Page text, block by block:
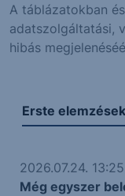
A táblázatokban
adatszolgáltatási,
hibás
Erste elemzések
2026.07.24. 13:25
Még egyszer